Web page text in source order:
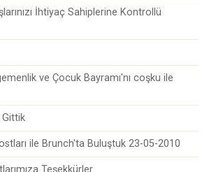
İhtiyaç Sahiplerine Kontrollü
ve Çocuk Bayramı'nı coşku ile
Gittik
ile Brunch'ta Buluştuk 23-05-2010
Teşekkürler